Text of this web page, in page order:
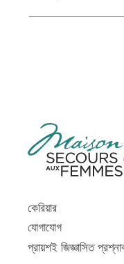
কেরিয়ার
যোগাযোগ
প্রায়শই জিজ্ঞাসিত